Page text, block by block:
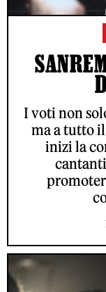
I voti non
ma a tutto
inizi la